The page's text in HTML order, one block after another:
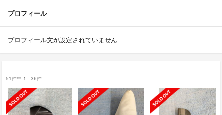
プロフィール
プロフィール文が設定されていません
51件中 1 - 36件